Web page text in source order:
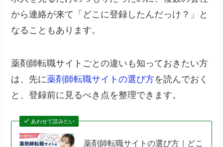
から連絡が来て「どこに登録したんだっけ？」と
なることもあります。
薬剤師転職サイトごとの違いも知っておきたい方
は、先に薬剤師転職サイトの選び方を読んでおく
と、登録前に見るべき点を整理できます。
あわせて読みたい
薬剤師転職サイトの選び方｜どこ